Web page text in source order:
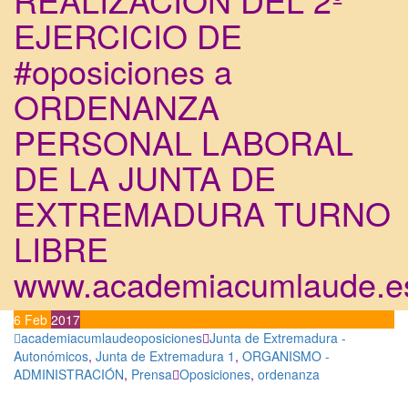
EJERCICIO DE
#oposiciones a
ORDENANZA
PERSONAL LABORAL
DE LA JUNTA DE
EXTREMADURA TURNO
LIBRE
6 Feb 2017
academiacumlaudeoposiciones Junta de Extremadura -
Autonómicos, Junta de Extremadura 1 , ORGANISMO -
ADMINISTRACIÓN, Prensa Oposiciones, ordenanza